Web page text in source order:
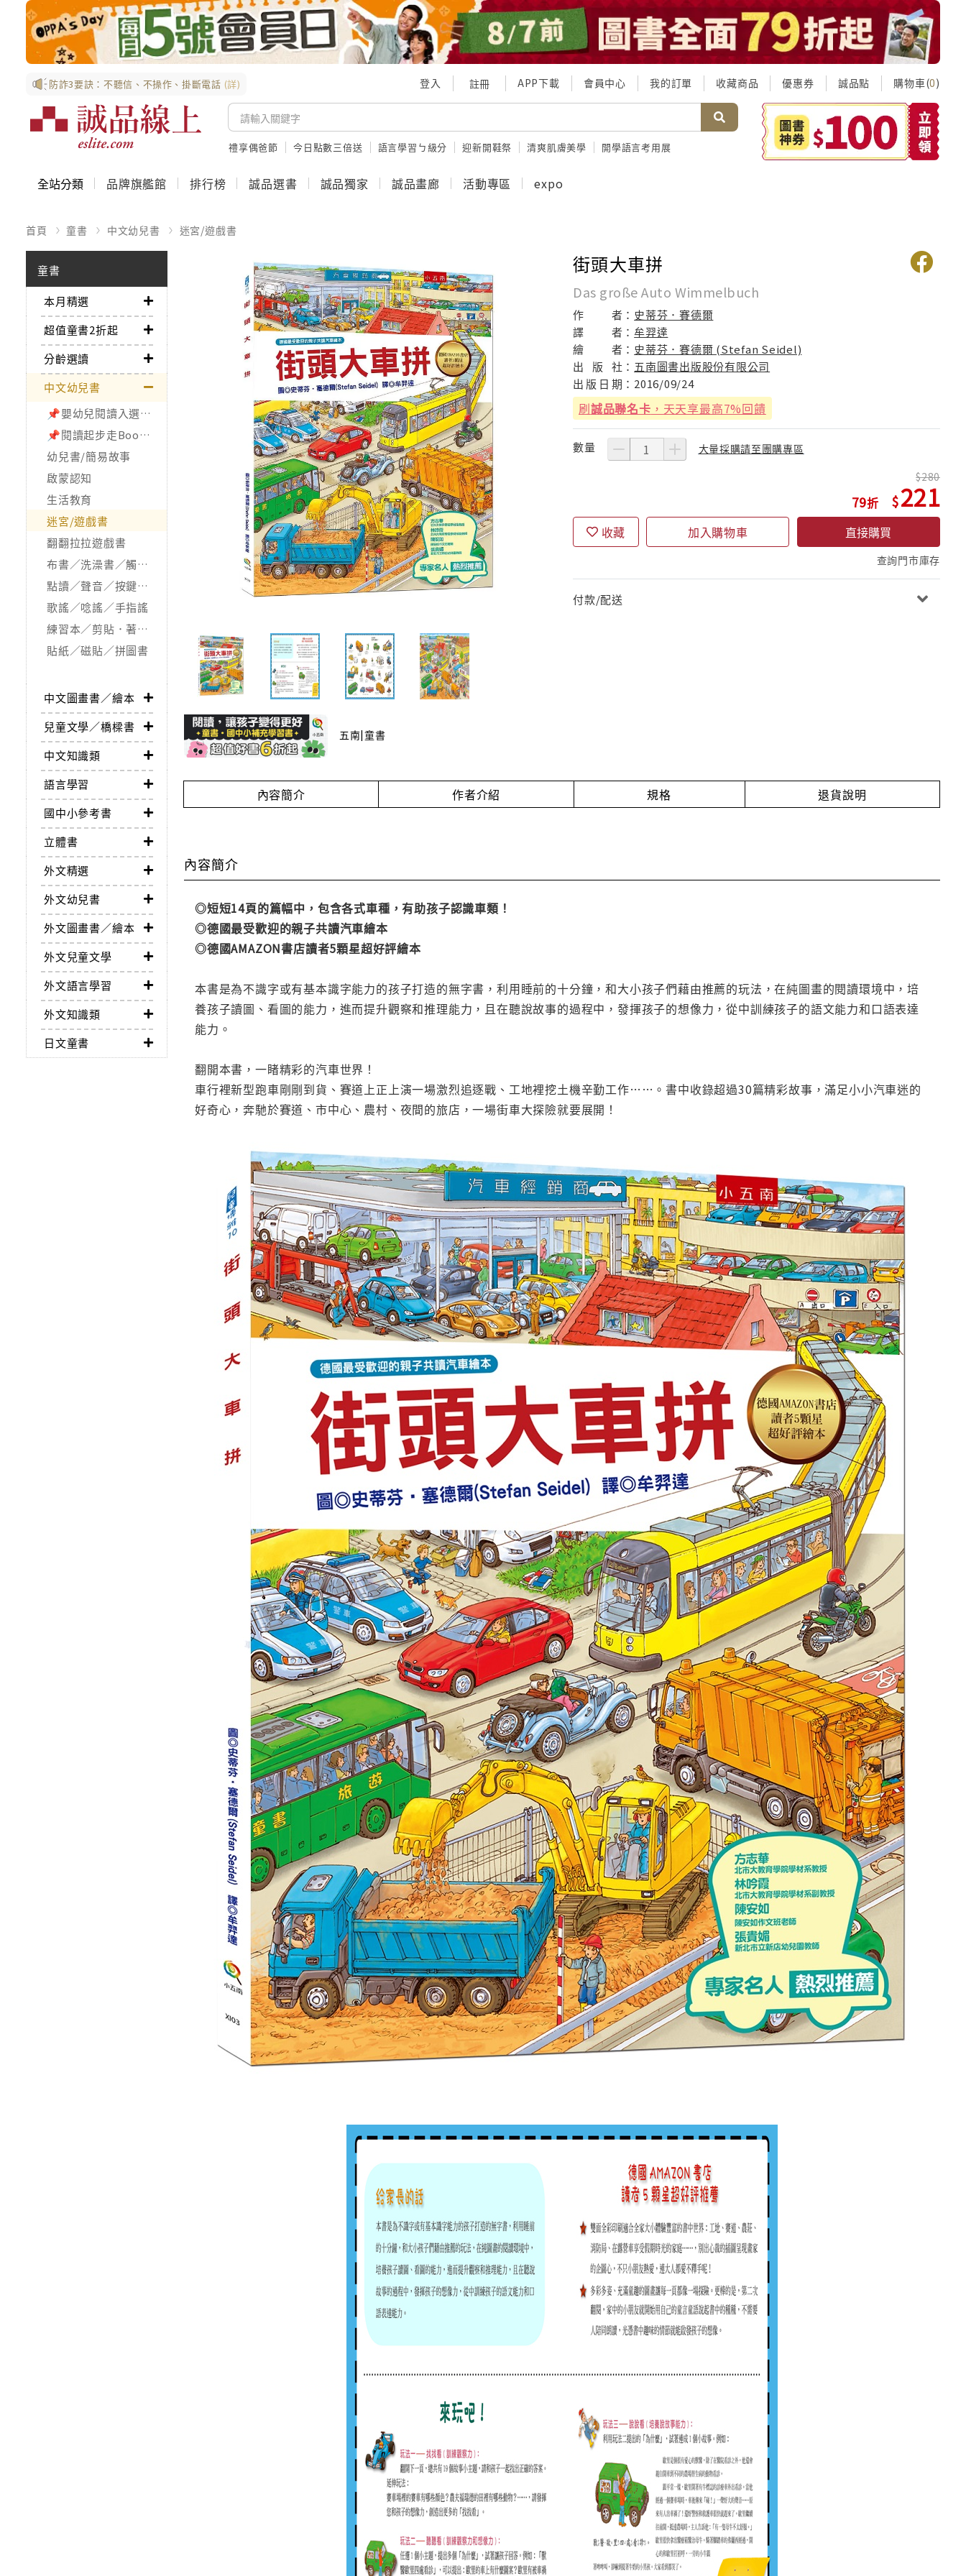
防詐3要訣：不聽信、不操作、掛斷電話 (詳) 登入 註冊 APP下載 會員中心 我的訂單 收藏商品 優惠券 誠品點 購物車(0)
禮享偶爸節 今日點數三倍送 語言學習ㄅ級分 迎新開鞋祭 清爽肌膚美學 開學語言考用展
全站分類 品牌旗艦館 排行榜 誠品選書 誠品獨家 誠品畫廊 活動專區 expo
首頁 童書 中文幼兒書 迷宮/遊戲書
童書
本月精選
超值童書2折起
分齡選讀
中文幼兒書
📌嬰幼兒閱讀入選書單
📌閱讀起步走Bookstart
幼兒書/簡易故事
啟蒙認知
生活教育
迷宮/遊戲書
翻翻拉拉遊戲書
布書／洗澡書／觸摸書
點讀／聲音／按鍵／發光書
歌謠／唸謠／手指謠
練習本／剪貼．著色本
貼紙／磁貼／拼圖書
中文圖畫書／繪本
兒童文學／橋樑書
中文知識類
語言學習
國中小參考書
立體書
外文精選
外文幼兒書
外文圖畫書／繪本
外文兒童文學
外文語言學習
外文知識類
日文童書
五南|童書
街頭大車拼
Das große Auto Wimmelbuch
作 者： 史蒂芬．賽德爾
譯
者：牟羿達
繪
者： 史蒂芬．賽德爾 (Stefan Seidel)
出
版 社： 五南圖書出版股份有限公司
出 版 日 期： 2016/09/24
刷誠品聯名卡 ，天天享最高7%回饋
數量 大量採購請至團購專區
79
280
221
收藏 加入購物車 直接購買
查詢門市庫存
付款/配送
內容簡介 作者介紹 規格 退貨說明
內容簡介
◎短短14頁的篇幅中，包含各式車種，有助孩子認識車類！
◎德國最受歡迎的親子共讀汽車繪本
◎德國AMAZON書店讀者5顆星超好評繪本
本書是為不識字或有基本識字能力的孩子打造的無字書，利用睡前的十分鐘，和大小孩子們藉由推薦的玩法，在純圖畫的閱讀環境中，培
養孩子讀圖、看圖的能力，進而提升觀察和推理能力，且在聽說故事的過程中，發揮孩子的想像力，從中訓練孩子的語文能力和口語表達
能力。
翻開本書，一睹精彩的汽車世界！
車行裡新型跑車剛剛到貨、賽道上正上演一場激烈追逐戰、工地裡挖土機辛勤工作……。書中收錄超過30篇精彩故事，滿足小小汽車迷的
好奇心，奔馳於賽道、市中心、農村、夜間的旅店，一場街車大探險就要展開！